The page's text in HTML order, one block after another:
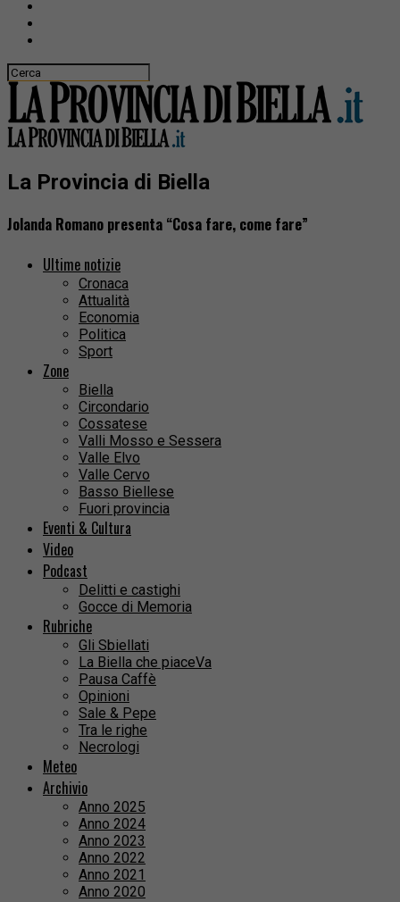
La Provincia di Biella
Jolanda Romano presenta “Cosa fare, come fare”
Ultime notizie
Cronaca
Attualità
Economia
Politica
Sport
Zone
Biella
Circondario
Cossatese
Valli Mosso e Sessera
Valle Elvo
Valle Cervo
Basso Biellese
Fuori provincia
Eventi & Cultura
Video
Podcast
Delitti e castighi
Gocce di Memoria
Rubriche
Gli Sbiellati
La Biella che piaceVa
Pausa Caffè
Opinioni
Sale & Pepe
Tra le righe
Necrologi
Meteo
Archivio
Anno 2025
Anno 2024
Anno 2023
Anno 2022
Anno 2021
Anno 2020